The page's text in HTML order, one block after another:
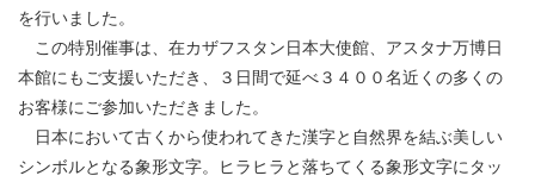
を行いました。
この特別催事は、在カザフスタン日本大使館、アスタナ万博日
本館にもご支援いただき、３日間で延べ３４００名近くの多くの
お客様にご参加いただきました。
日本において古くから使われてきた漢字と自然界を結ぶ美しい
シンボルとなる象形文字。ヒラヒラと落ちてくる象形文字にタッ